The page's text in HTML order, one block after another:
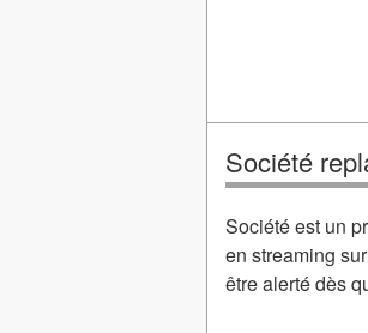
Société
Société est un
en streaming sur
être alerté dès